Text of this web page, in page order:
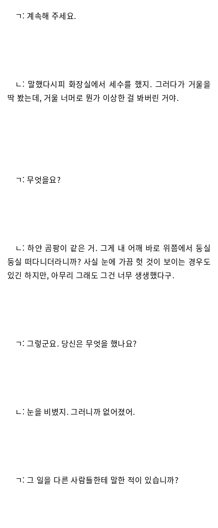
ㄱ: 계속해 주세요.
ㄴ: 말했다시피 화장실에서 세수를 했지. 그러다가 거울을
딱 봤는데, 거울 너머로 뭔가 이상한 걸 봐버린 거야.
ㄱ: 무엇을요?
ㄴ: 하얀 곰팡이 같은 거. 그게 내 어깨 바로 위쯤에서 둥실
둥실 떠다니더라니까? 사실 눈에 가끔 헛 것이 보이는 경우도
있긴 하지만, 아무리 그래도 그건 너무 생생했다구.
ㄱ: 그렇군요. 당신은 무엇을 했나요?
ㄴ: 눈을 비볐지. 그러니까 없어졌어.
ㄱ: 그 일을 다른 사람들한테 말한 적이 있습니까?